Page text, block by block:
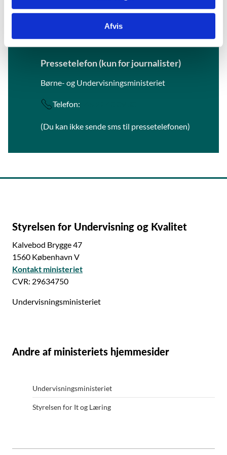
Afvis
Pressetelefon (kun for journalister)
Børne- og Undervisningsministeriet
Telefon:
(Du kan ikke sende sms til pressetelefonen)
Styrelsen for Undervisning og Kvalitet
Kalvebod Brygge 47
1560 København V
Kontakt ministeriet
CVR: 29634750
Undervisningsministeriet
Andre af ministeriets hjemmesider
Undervisningsministeriet
Styrelsen for It og Læring